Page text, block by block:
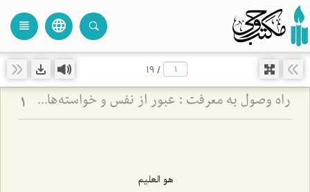
language
view_headline
/
19
راه وصول به معرفت :‌ عبور از نفس و خواسته‏‌هاى آن‏ 1
هو العلیم